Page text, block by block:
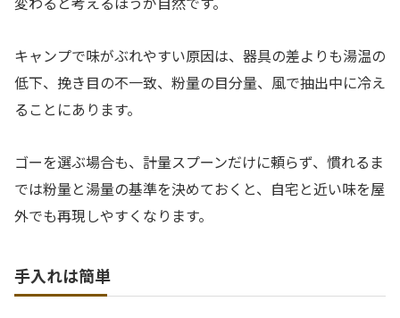
キャンプで味がぶれやすい原因は、器具の差よりも湯温の
低下、挽き目の不一致、粉量の目分量、風で抽出中に冷え
ることにあります。
ゴーを選ぶ場合も、計量スプーンだけに頼らず、慣れるま
では粉量と湯量の基準を決めておくと、自宅と近い味を屋
外でも再現しやすくなります。
手入れは簡単